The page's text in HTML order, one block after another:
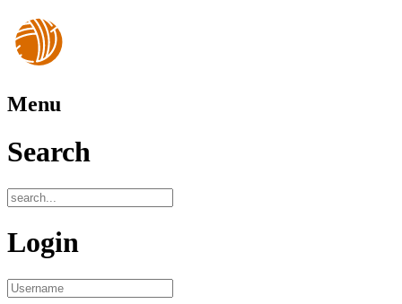
Menu
Search
Login